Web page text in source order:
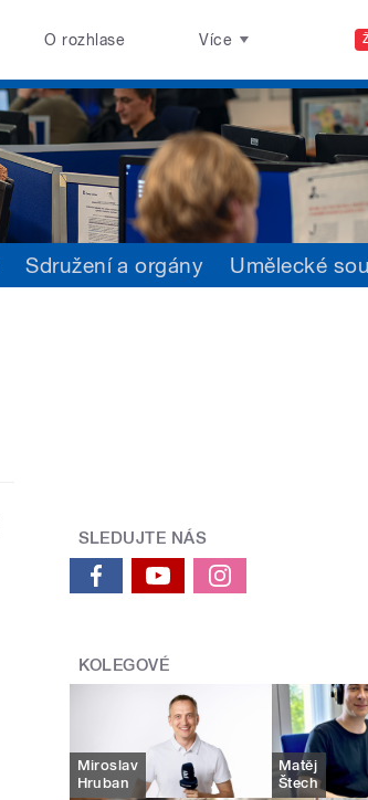
O rozhlase Více
Sdružení a orgány Umělecké
SLEDUJTE NÁS
KOLEGOVÉ
Miroslav
Hruban
Matěj
Štech